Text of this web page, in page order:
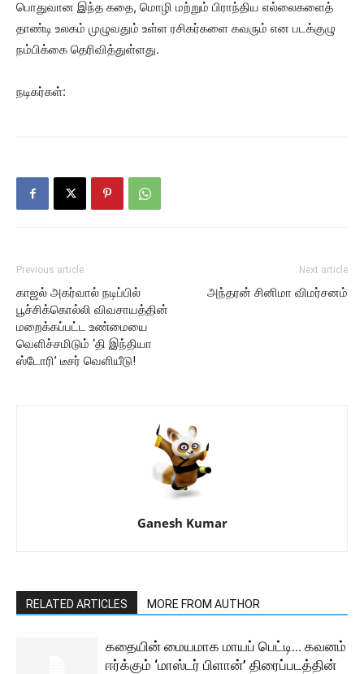
பொதுவான இந்த கதை, மொழி மற்றும் பிராந்திய எல்லைகளைத்
தாண்டி உலகம் முழுவதும் உள்ள ரசிகர்களை கவரும் என படக்குழு
நம்பிக்கை தெரிவித்துள்ளது.
நடிகர்கள்:
Previous article
காஜல் அகர்வால் நடிப்பில்
பூச்சிக்கொல்லி விவசாயத்தின்
மறைக்கப்பட்ட உண்மையை
வெளிச்சமிடும் ‘தி இந்தியா
ஸ்டோரி’ டீசர் வெளியீடு!
Next article
அந்தரன் சினிமா விமர்சனம்
Ganesh Kumar
RELATED ARTICLES MORE FROM AUTHOR
கதையின் மையமாக மாயப் பெட்டி… கவனம்
ஈர்க்கும் ‘மாஸ்டர் பிளான்’ திரைப்படத்தின்